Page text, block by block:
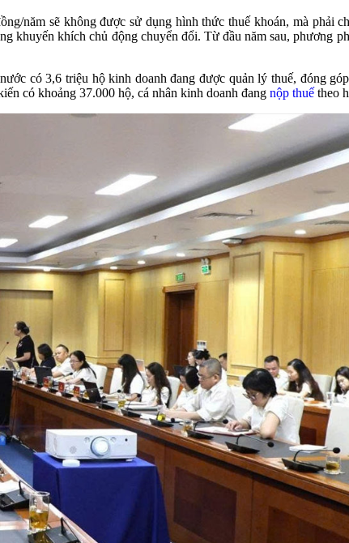
năm sẽ không được sử dụng hình thức thuế khoán, mà phải
khuyến khích chủ động chuyển đổi. Từ đầu năm sau, phương
có 3,6 triệu hộ kinh doanh đang được quản lý thuế, đóng
có khoảng 37.000 hộ, cá nhân kinh doanh đang nộp thuế theo